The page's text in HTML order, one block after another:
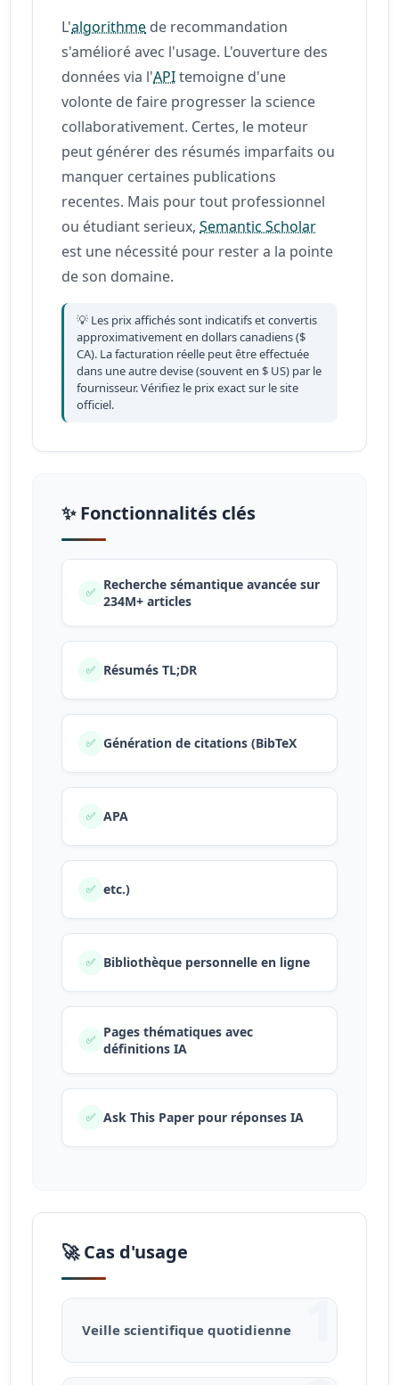
L'algorithme de recommandation
s'amélioré avec l'usage. L'ouverture des
données via l'APItemoigne d'une
volonte de faire progresser la science
collaborativement. Certes, le moteur
peut générer des résumés imparfaits ou
manquer certaines publications
recentes. Mais pour tout professionnel
ou étudiant serieux,Semantic Scholar
est une nécessité pour rester a la pointe
de son domaine.
💡 Les prix affichés sont indicatifs et convertis
approximativement en dollars canadiens ($
CA). La facturation réelle peut être effectuée
dans une autre devise (souvent en $ US) par le
fournisseur. Vérifiez le prix exact sur le site
officiel.
✨ Fonctionnalités clés
✅ Recherche sémantique avancée sur
234M+ articles
✅ Résumés TL;DR
✅ Génération de citations (BibTeX
✅ APA
✅ etc.)
✅ Bibliothèque personnelle en ligne
✅ Pages thématiques avec
définitions IA
✅ Ask This Paper pour réponses IA
🚀 Cas d'usage
1
Veille scientifique quotidienne